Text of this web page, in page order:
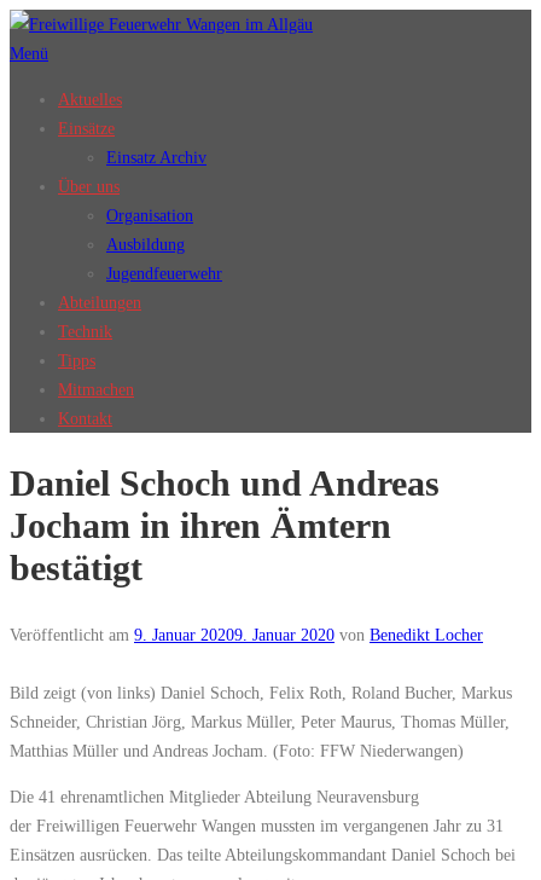
Zum
Inhalt
Menü
Aktuelles
Einsätze
Einsatz Archiv
Über uns
Organisation
Ausbildung
Jugendfeuerwehr
Abteilungen
Technik
Tipps
Mitmachen
Kontakt
Daniel Schoch und Andreas
Jocham in ihren Ämtern
bestätigt
Veröffentlicht am 9. Januar 20209. Januar 2020 von Benedikt Locher
Bild zeigt (von links) Daniel Schoch, Felix Roth, Roland Bucher, Markus
Schneider, Christian Jörg, Markus Müller, Peter Maurus, Thomas Müller,
Matthias Müller und Andreas Jocham. (Foto: FFW Niederwangen)
Die 41 ehrenamtlichen Mitglieder Abteilung Neuravensburg
der Freiwilligen Feuerwehr Wangen mussten im vergangenen Jahr zu 31
Einsätzen ausrücken. Das teilte Abteilungskommandant Daniel Schoch bei